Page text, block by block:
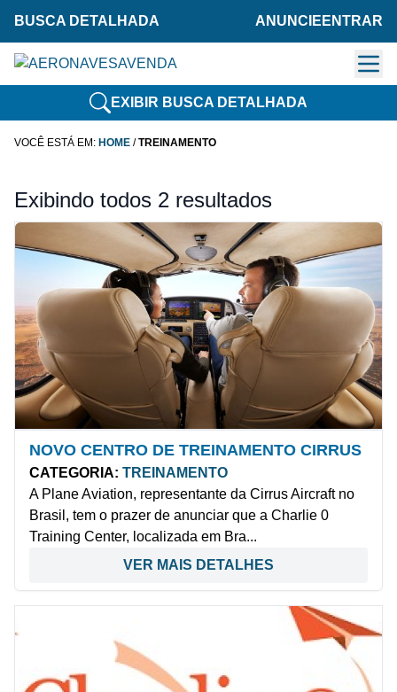
BUSCA DETALHADA ANUNCIE ENTRAR
EXIBIR BUSCA DETALHADA
VOCÊ ESTÁ EM: HOME /TREINAMENTO
Exibindo todos 2 resultados
NOVO CENTRO DE TREINAMENTO CIRRUS
CATEGORIA: TREINAMENTO
A Plane Aviation, representante da Cirrus Aircraft no
Brasil, tem o prazer de anunciar que a Charlie 0
Training Center, localizada em Bra...
VER MAIS DETALHES